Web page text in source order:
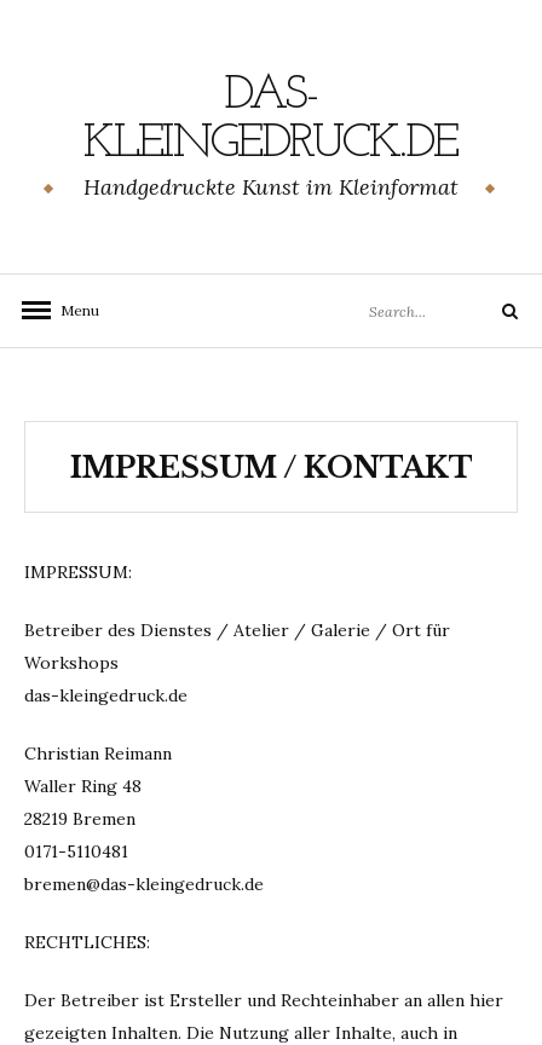
DAS-
KLEINGEDRUCK.DE
Handgedruckte Kunst im Kleinformat
Menu
for:
Search
IMPRESSUM / KONTAKT
IMPRESSUM:
Betreiber des Dienstes / Atelier / Galerie / Ort für
Workshops
das-kleingedruck.de
Christian Reimann
Waller Ring 48
28219 Bremen
0171-5110481
bremen@das-kleingedruck.de
RECHTLICHES:
Der Betreiber ist Ersteller und Rechteinhaber an allen hier
gezeigten Inhalten. Die Nutzung aller Inhalte, auch in